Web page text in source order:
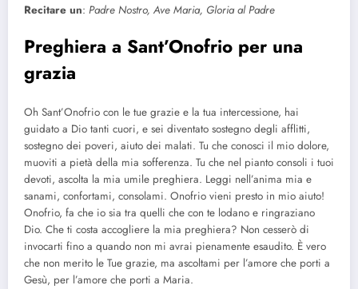
Recitare un: Padre Nostro, Ave Maria, Gloria al Padre
Preghiera a Sant’Onofrio per una
grazia
Oh Sant’Onofrio con le tue grazie e la tua intercessione, hai
guidato a Dio tanti cuori, e sei diventato sostegno degli afflitti,
sostegno dei poveri, aiuto dei malati. Tu che conosci il mio dolore,
muoviti a pietà della mia sofferenza. Tu che nel pianto consoli i tuoi
devoti, ascolta la mia umile preghiera. Leggi nell’anima mia e
sanami, confortami, consolami. Onofrio vieni presto in mio aiuto!
Onofrio, fa che io sia tra quelli che con te lodano e ringraziano
Dio. Che ti costa accogliere la mia preghiera? Non cesserò di
invocarti fino a quando non mi avrai pienamente esaudito. È vero
che non merito le Tue grazie, ma ascoltami per l’amore che porti a
Gesù, per l’amore che porti a Maria.